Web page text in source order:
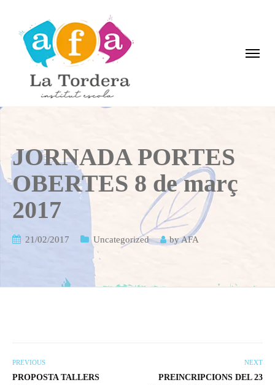
JORNADA PORTES
OBERTES 8 de març
2017
21/02/2017 Uncategorized byAFA
PREVIOUS
PROPOSTA TALLERS
NEXT
PREINCRIPCIONS DEL 23